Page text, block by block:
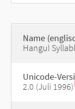
Name
Hangul
Unicode-
2.0 (Juli 1996)